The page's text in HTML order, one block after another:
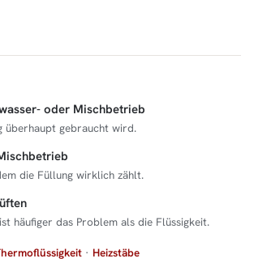
oder Mischbetrieb
überhaupt gebraucht wird.
die Füllung wirklich zählt.
häufiger das Problem als die Flüssigkeit.
· Heizstäbe